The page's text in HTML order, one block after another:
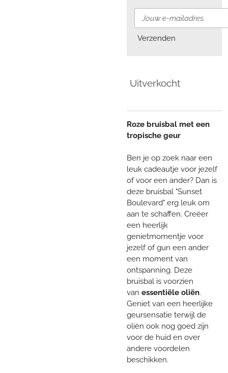
Verzenden
Uitverkocht
Roze bruisbal met een
tropische geur
Ben je op zoek naar een
leuk cadeautje voor jezelf
of voor een ander? Dan is
deze bruisbal "Sunset
Boulevard" erg leuk om
aan te schaffen. Creëer
een heerlijk
genietmomentje voor
jezelf of gun een ander
een moment van
ontspanning. Deze
bruisbal is voorzien
van essentiële oliën.
Geniet van een heerlijke
geursensatie terwijl de
oliën ook nog goed zijn
voor de huid en over
andere voordelen
beschikken.